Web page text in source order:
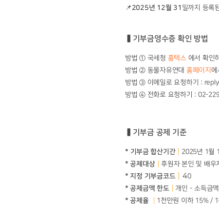
📌2025년 12월 31 일까지 등록
▍기부금영수증 확인 방법
방법 ① 국세청 홈텍스에서 확인
방법 ② 동물자유연대 홈페이지 에
방법 ③ 이메일로 요청하기 :
방법 ④ 전화로 요청하기 : 02-
▍기부금 공제 기준
* 기부금 합산기간┃ 2025년 1월
* 공제대상┃후원자 본인 및 배우
* 지정 기부금코드┃40
* 공제금액 한도┃ 개인 - 소득금
* 공제율 1 천만원 이하 15% /